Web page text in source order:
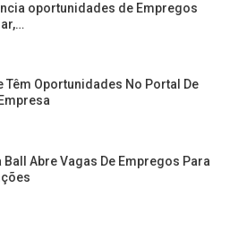
oportunidades de Empregos
Têm Oportunidades No Portal De
Ball Abre Vagas De Empregos Para